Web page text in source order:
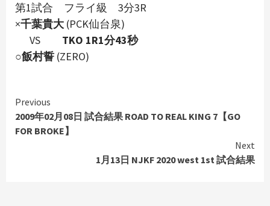
第1試合 フライ級 3分3R
×千葉貴大 (PCK仙台泉)
VS TKO 1R1分43秒
○飯村誓 (ZERO)
Continue
Reading
Previous
2009年02月08日 試合結果 ROAD TO REAL KING 7【GO
FOR BROKE】
Next
1月13日 NJKF 2020 west 1st 試合結果